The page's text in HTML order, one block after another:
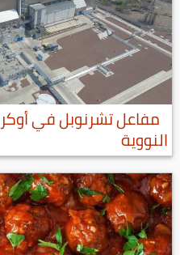
مفاعل تشرنوبل في
النووية